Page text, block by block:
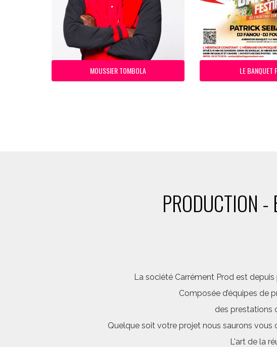
MOUSSIER TOMBOLA LE BANQUET
PRODUCTION
La société Carrément Prod est
Composée d’équipes de
des prestations
Quelque soit votre projet nous saurons vous
L'art de la